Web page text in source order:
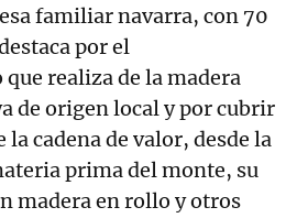
familiar navarra, con 70
por el
realiza de la madera
de origen local y por cubrir
la cadena de valor, desde la
prima del monte, su
madera en rollo y otros